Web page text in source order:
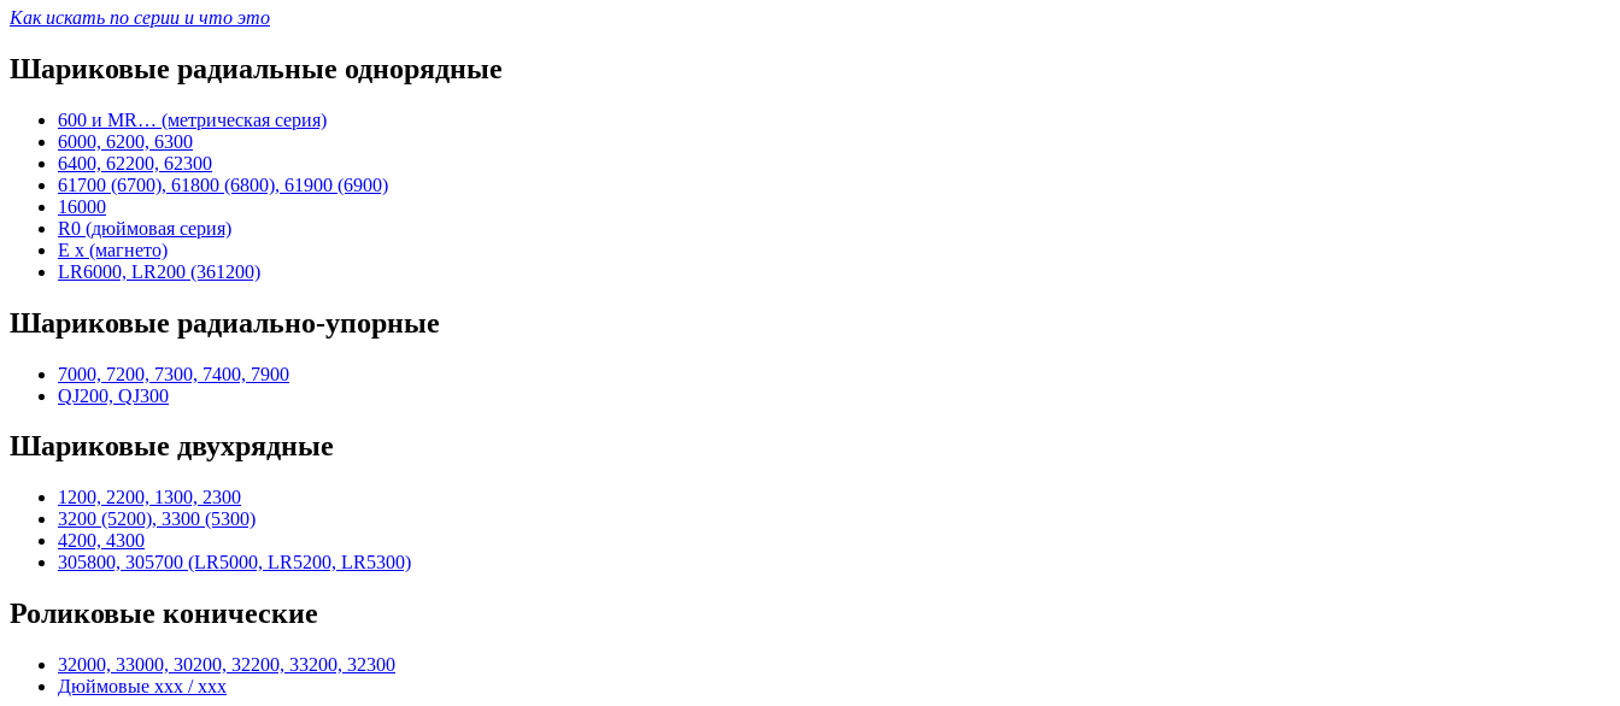
Как искать по серии и что это
Шариковые радиальные однорядные
600 и MR… (метрическая серия)
6000, 6200, 6300
6400, 62200, 62300
61700 (6700), 61800 (6800), 61900 (6900)
16000
R0 (дюймовая серия)
E x (магнето)
LR6000, LR200 (361200)
Шариковые радиально-упорные
7000, 7200, 7300, 7400, 7900
QJ200, QJ300
Шариковые двухрядные
1200, 2200, 1300, 2300
3200 (5200), 3300 (5300)
4200, 4300
305800, 305700 (LR5000, LR5200, LR5300)
Роликовые конические
32000, 33000, 30200, 32200, 33200, 32300
Дюймовые xxx / xxx